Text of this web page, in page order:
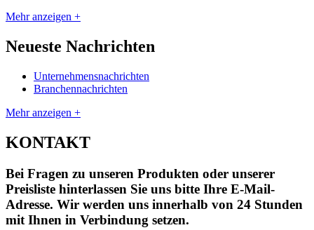
Mehr anzeigen +
Neueste Nachrichten
Unternehmensnachrichten
Branchennachrichten
Mehr anzeigen +
KONTAKT
Bei Fragen zu unseren Produkten oder unserer
Preisliste hinterlassen Sie uns bitte Ihre E-Mail-
Adresse. Wir werden uns innerhalb von 24 Stunden
mit Ihnen in Verbindung setzen.